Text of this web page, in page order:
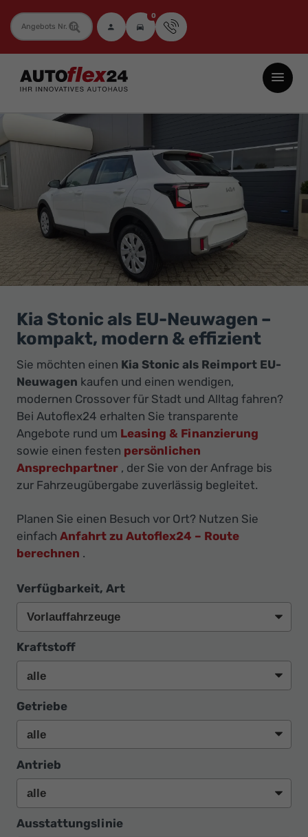
Fahrzeugnummer 0
Autoflex24
GmbH
Neuwagen
Jahreswagen
Gebrauchtwagen
Top-
Preisen
Ihr
Innovatives
Autohaus
Kia Stonic als EU-Neuwagen –
kompakt, modern & effizient
Sie möchten einen Kia Stonic als Reimport EU-
Neuwagen kaufen und einen wendigen,
modernen Crossover für Stadt und Alltag fahren?
Bei Autoflex24 erhalten Sie transparente
Angebote rund um Leasing & Finanzierung
sowie einen festen persönlichen
Ansprechpartner , der Sie von der Anfrage bis
zur Fahrzeugübergabe zuverlässig begleitet.
Planen Sie einen Besuch vor Ort? Nutzen Sie
einfach Anfahrt zu Autoflex24 – Route
berechnen .
Verfügbarkeit, Art
Kraftstoff
Getriebe
Antrieb
Ausstattungslinie